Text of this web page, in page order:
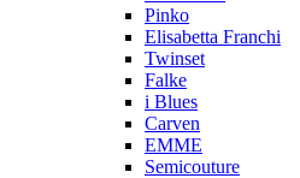
Pinko
Elisabetta Franchi
Twinset
Falke
i Blues
Carven
EMME
Semicouture